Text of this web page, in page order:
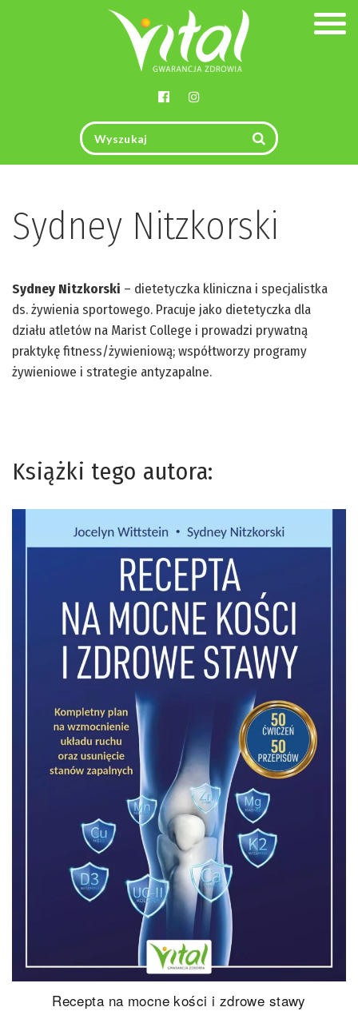
Sydney Nitzkorski
Sydney Nitzkorski – dietetyczka kliniczna i specjalistka
ds. żywienia sportowego. Pracuje jako dietetyczka dla
działu atletów na Marist College i prowadzi prywatną
praktykę fitness/żywieniową; współtworzy programy
żywieniowe i strategie antyzapalne.
Książki tego autora:
Recepta na mocne kości i zdrowe stawy